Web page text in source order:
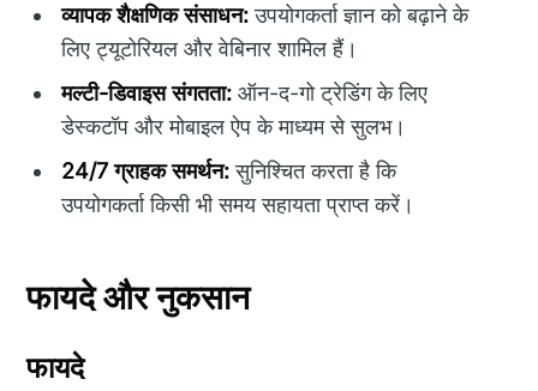
व्यापक शैक्षणिक संसाधन:उपयोगकर्ता ज्ञान को बढ़ाने के
लिए ट्यूटोरियल और वेबिनार शामिल हैं।
मल्टी-डिवाइस संगतता: ऑन-द-गो ट्रेडिंग के लिए
डेस्कटॉप और मोबाइल ऐप के माध्यम से सुलभ।
24/7 ग्राहक समर्थन:सुनिश्चित करता है कि
उपयोगकर्ता किसी भी समय सहायता प्राप्त करें।
फायदे और नुकसान
फायदे